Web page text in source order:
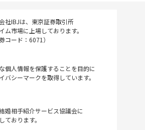
社IBJは、東京証券取引所
ム市場に上場しております。
券コード：6071）
個人情報を保護することを目的に
バシーマークを取得しています。
婚相手紹介サービス協議会に
ております。